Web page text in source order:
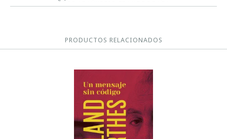
PRODUCTOS RELACIONADOS